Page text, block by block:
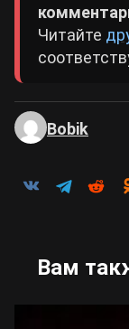
Читайте
Bobik
Вам